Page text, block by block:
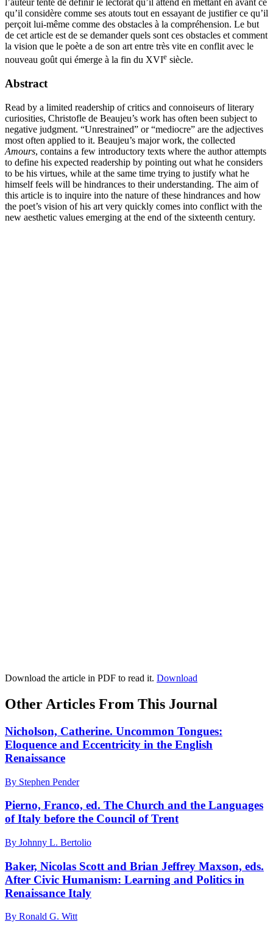
l’auteur tente de définir le lectorat qu’il attend en mettant en avant ce
qu’il considère comme ses atouts tout en essayant de justifier ce qu’il
perçoit lui-même comme des obstacles à la compréhension. Le but
de cet article est de se demander quels sont ces obstacles et comment
la vision que le poète a de son art entre très vite en conflit avec le
nouveau goût qui émerge à la fin du XVIe siècle.
Abstract
Read by a limited readership of critics and connoiseurs of literary
curiosities, Christofle de Beaujeu’s work has often been subject to
negative judgment. “Unrestrained” or “mediocre” are the adjectives
most often applied to it. Beaujeu’s major work, the collected
Amours, contains a few introductory texts where the author attempts
to define his expected readership by pointing out what he considers
to be his virtues, while at the same time trying to justify what he
himself feels will be hindrances to their understanding. The aim of
this article is to inquire into the nature of these hindrances and how
the poet’s vision of his art very quickly comes into conflict with the
new aesthetic values emerging at the end of the sixteenth century.
Download the article in PDF to read it. Download
Other Articles From This Journal
Nicholson, Catherine. Uncommon Tongues:
Eloquence and Eccentricity in the English
Renaissance
By Stephen Pender
Pierno, Franco, ed. The Church and the Languages
of Italy before the Council of Trent
By Johnny L. Bertolio
Baker, Nicolas Scott and Brian Jeffrey Maxson, eds.
After Civic Humanism: Learning and Politics in
Renaissance Italy
By Ronald G. Witt